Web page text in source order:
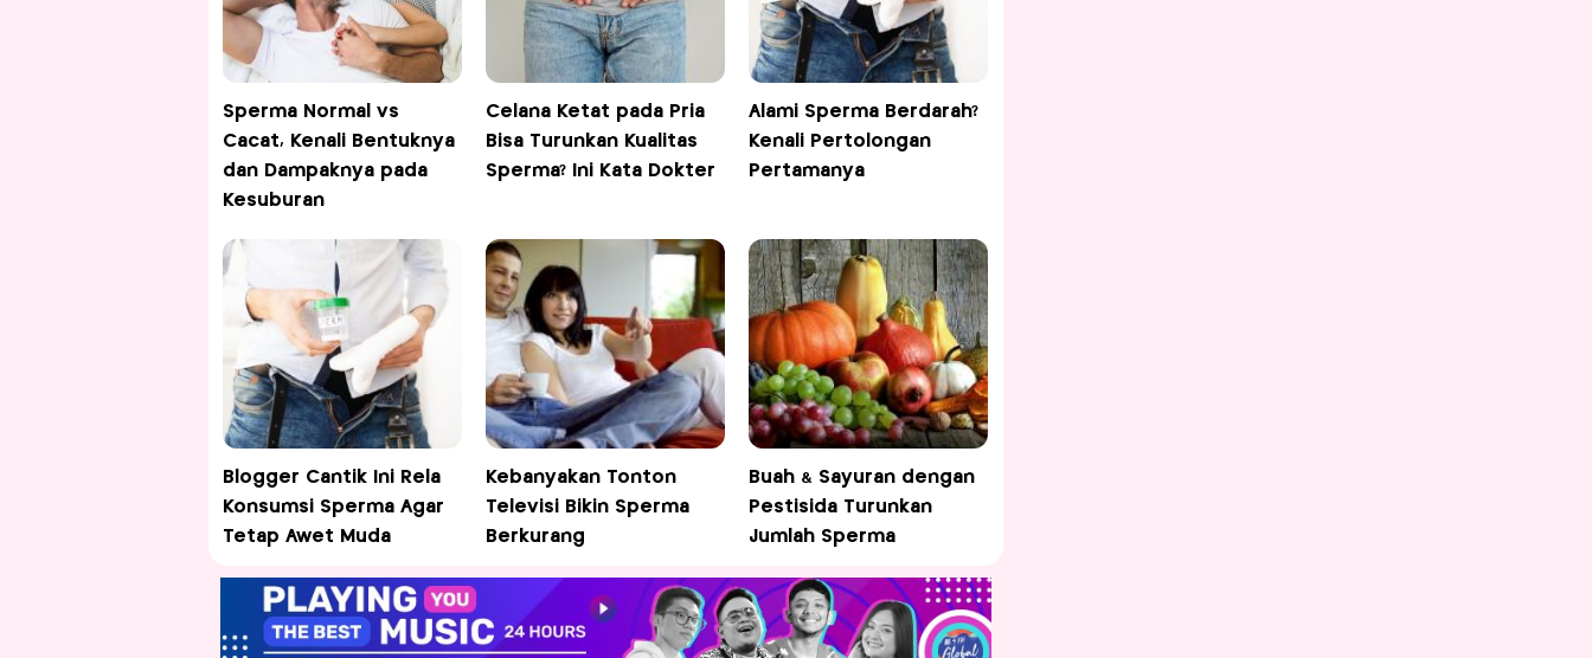
Sperma Normal vs
Cacat, Kenali Bentuknya
dan Dampaknya pada
Kesuburan
Celana Ketat pada Pria
Bisa Turunkan Kualitas
Sperma? Ini Kata Dokter
Alami Sperma Berdarah?
Kenali Pertolongan
Pertamanya
Blogger Cantik Ini Rela
Konsumsi Sperma Agar
Tetap Awet Muda
Kebanyakan Tonton
Televisi Bikin Sperma
Berkurang
Buah & Sayuran dengan
Pestisida Turunkan
Jumlah Sperma